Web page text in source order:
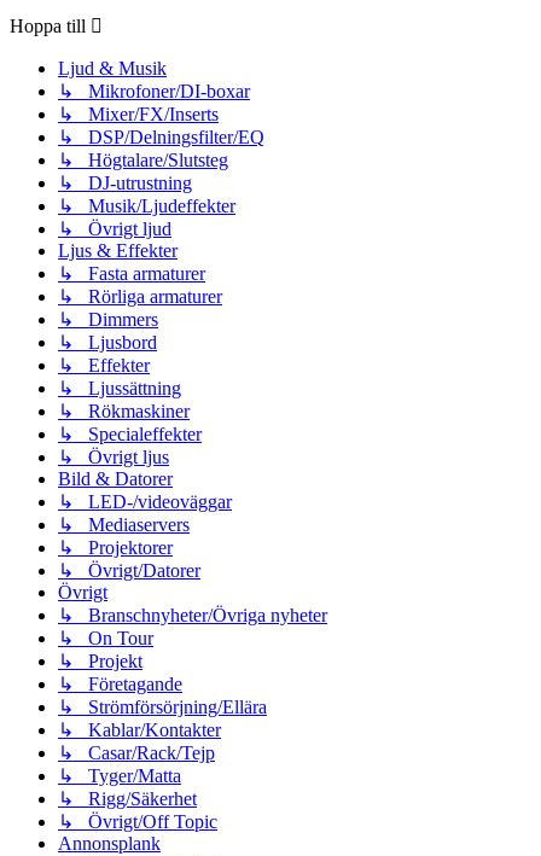
Hoppa till
Ljud & Musik
↳ Mikrofoner/DI-boxar
↳ Mixer/FX/Inserts
↳ DSP/Delningsfilter/EQ
↳ Högtalare/Slutsteg
↳ DJ-utrustning
↳ Musik/Ljudeffekter
↳ Övrigt ljud
Ljus & Effekter
↳ Fasta armaturer
↳ Rörliga armaturer
↳ Dimmers
↳ Ljusbord
↳ Effekter
↳ Ljussättning
↳ Rökmaskiner
↳ Specialeffekter
↳ Övrigt ljus
Bild & Datorer
↳ LED-/videoväggar
↳ Mediaservers
↳ Projektorer
↳ Övrigt/Datorer
Övrigt
↳ Branschnyheter/Övriga nyheter
↳ On Tour
↳ Projekt
↳ Företagande
↳ Strömförsörjning/Ellära
↳ Kablar/Kontakter
↳ Casar/Rack/Tejp
↳ Tyger/Matta
↳ Rigg/Säkerhet
↳ Övrigt/Off Topic
Annonsplank